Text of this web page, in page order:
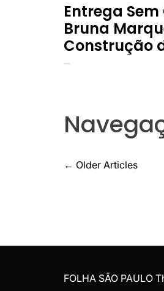
Entrega
Bruna
Construção
Vão Além da
← Older Articles
FOLHA SÃO PAULO